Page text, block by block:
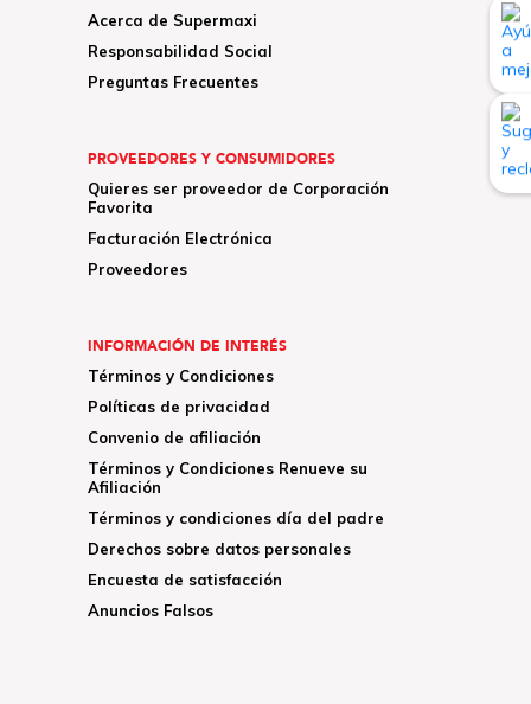
Acerca de Supermaxi
Responsabilidad Social
Preguntas Frecuentes
PROVEEDORES Y CONSUMIDORES
Quieres ser proveedor de Corporación
Favorita
Facturación Electrónica
Proveedores
INFORMACIÓN DE INTERÉS
Términos y Condiciones
Políticas de privacidad
Convenio de afiliación
Términos y Condiciones Renueve su
Afiliación
Términos y condiciones día del padre
Derechos sobre datos personales
Encuesta de satisfacción
Anuncios Falsos